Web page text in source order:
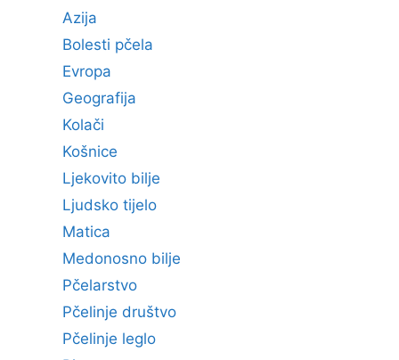
Azija
Bolesti pčela
Evropa
Geografija
Kolači
Košnice
Ljekovito bilje
Ljudsko tijelo
Matica
Medonosno bilje
Pčelarstvo
Pčelinje društvo
Pčelinje leglo